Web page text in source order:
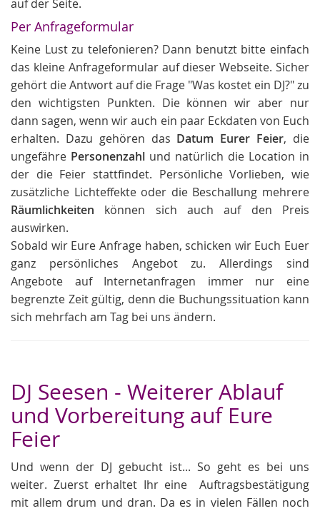
auf der Seite.
Per Anfrageformular
Keine Lust zu telefonieren? Dann benutzt bitte einfach
das kleine Anfrageformular auf dieser Webseite. Sicher
gehört die Antwort auf die Frage "Was kostet ein DJ?" zu
den wichtigsten Punkten. Die können wir aber nur
dann sagen, wenn wir auch ein paar Eckdaten von Euch
erhalten. Dazu gehören das Datum Eurer Feier, die
ungefähre Personenzahl und natürlich die Location in
der die Feier stattfindet. Persönliche Vorlieben, wie
zusätzliche Lichteffekte oder die Beschallung mehrere
Räumlichkeiten können sich auch auf den Preis
auswirken.
Sobald wir Eure Anfrage haben, schicken wir Euch Euer
ganz persönliches Angebot zu. Allerdings sind
Angebote auf Internetanfragen immer nur eine
begrenzte Zeit gültig, denn die Buchungssituation kann
sich mehrfach am Tag bei uns ändern.
DJ Seesen - Weiterer Ablauf
und Vorbereitung auf Eure
Feier
Und wenn der DJ gebucht ist... So geht es bei uns
weiter. Zuerst erhaltet Ihr eine Auftragsbestätigung
mit allem drum und dran. Da es in vielen Fällen noch